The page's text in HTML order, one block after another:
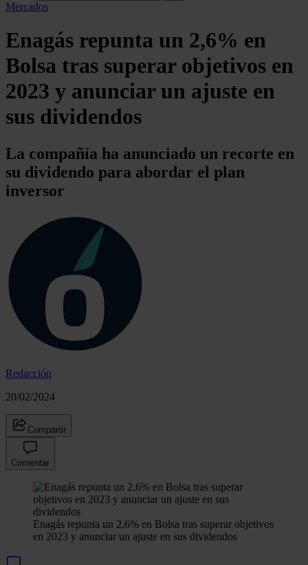
Mercados
Enagás repunta un 2,6% en
Bolsa tras superar objetivos en
2023 y anunciar un ajuste en
sus dividendos
La compañía ha anunciado un recorte en
su dividendo para abordar el plan
inversor
Redacción
20/02/2024
Compartir
Comentar
Enagás repunta un 2,6% en Bolsa tras superar objetivos
en 2023 y anunciar un ajuste en sus dividendos